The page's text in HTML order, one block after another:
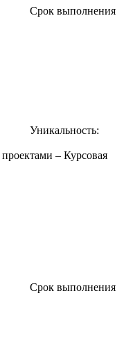
Срок выполнения
Уникальность:
– Курсовая
Срок выполнения